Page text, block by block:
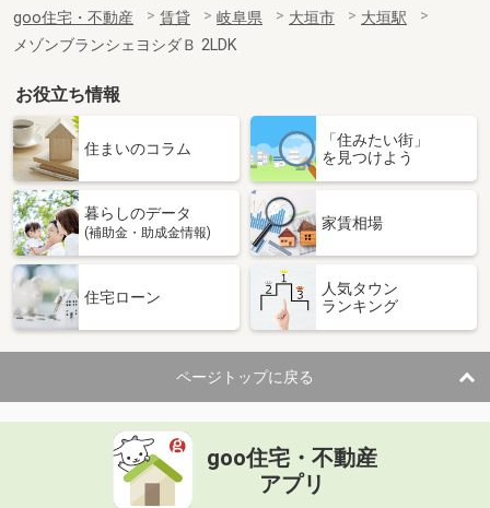
goo住宅・不動産 賃貸 岐阜県 大垣市
大垣駅
メゾンブランシェヨシダＢ 2LDK
お役立ち情報
住まいのコラム
「住みたい街」
を見つけよう
暮らしのデータ
(補助金・助成金情報)
家賃相場
住宅ローン
人気タウン
ランキング
ページトップに戻る
goo住宅・不動産
アプリ